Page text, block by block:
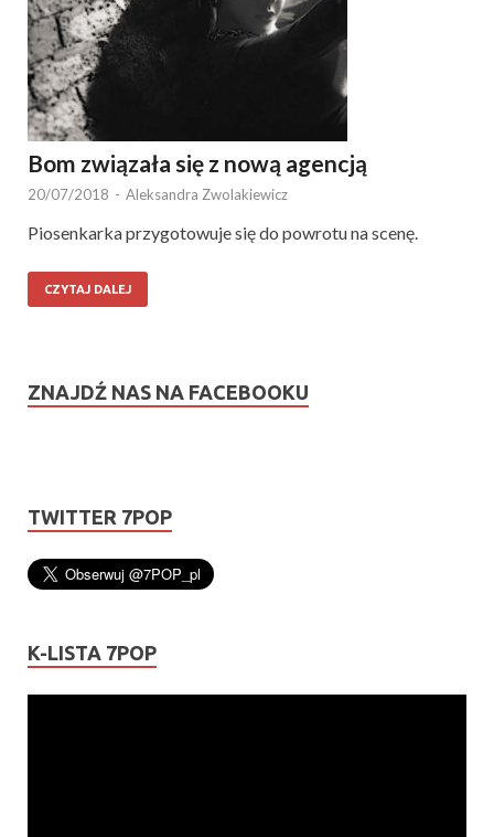
Bom związała się z nową agencją
20/07/2018 - Aleksandra Zwolakiewicz
Piosenkarka przygotowuje się do powrotu na scenę.
CZYTAJ DALEJ
ZNAJDŹ NAS NA FACEBOOKU
TWITTER 7POP
K-LISTA 7POP